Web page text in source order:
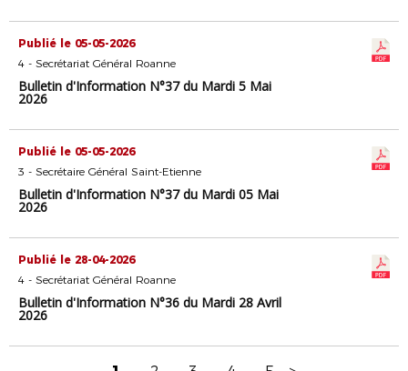
Publié le 05-05-2026
4 - Secrétariat Général Roanne
Bulletin d'Information N°37 du Mardi 5 Mai
2026
Publié le 05-05-2026
3 - Secrétaire Général Saint-Etienne
Bulletin d'Information N°37 du Mardi 05 Mai
2026
Publié le 28-04-2026
4 - Secrétariat Général Roanne
Bulletin d'Information N°36 du Mardi 28 Avril
2026